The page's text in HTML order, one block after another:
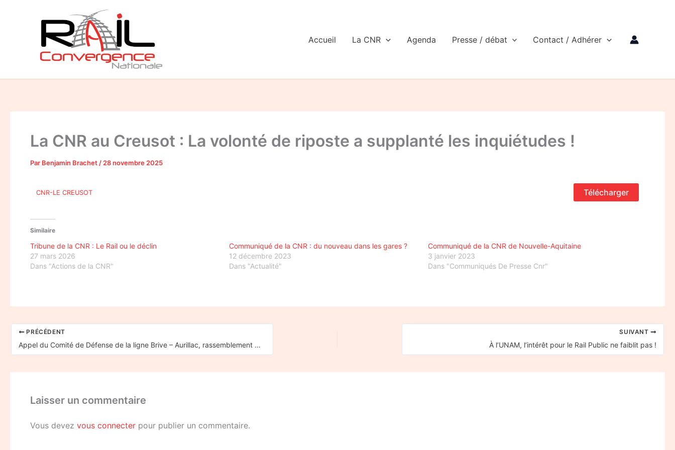
Accueil La CNR Agenda Presse / débat Contact / Adhérer
La CNR au Creusot : La volonté de riposte a supplanté les inquiétudes !
Par Benjamin Brachet / 28 novembre 2025
CNR-LE CREUSOT Télécharger
Similaire
Tribune de la CNR : Le Rail ou le déclin
27 mars 2026
Dans "Actions de la CNR"
Communiqué de la CNR : du nouveau dans les gares ?
12 décembre 2023
Dans "Actualité"
Communiqué de la CNR de Nouvelle-Aquitaine
3 janvier 2023
Dans "Communiqués De Presse Cnr"
PRÉCÉDENT
Appel du Comité de Défense de la ligne Brive – Aurillac, rassemblement du 29 Novembre 2025 à Bretenenoux-Biars
SUIVANT
À l’UNAM, l’intérêt pour le Rail Public ne faiblit pas !
Laisser un commentaire
Vous devez vous connecter pour publier un commentaire.